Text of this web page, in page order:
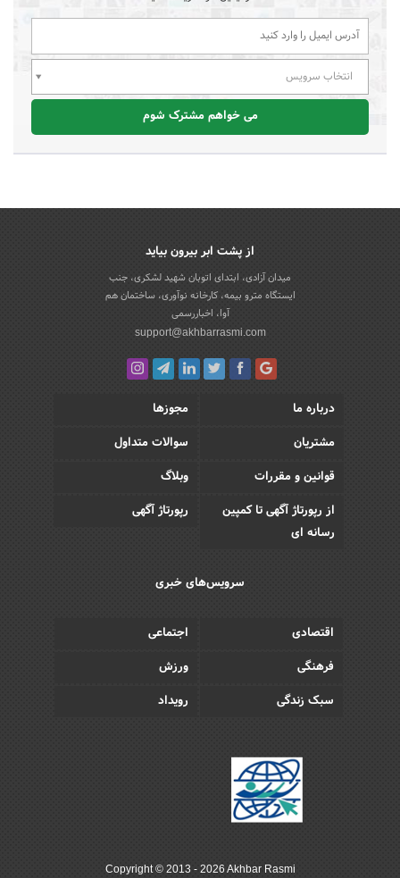
انتخاب سرویس
می خواهم مشترک شوم
از پشت ابر بیرون بیاید
میدان آزادی، ابتدای اتوبان شهید لشکری، جنب
ایستگاه مترو بیمه، کارخانه نوآوری، ساختمان هم
آوا، اخباررسمی
support@akhbarrasmi.com
درباره ما
مجوزها
مشتریان
سوالات متداول
قوانین و مقررات
وبلاگ
از رپورتاژ آگهی تا کمپین
رسانه ای
رپورتاژ آگهی
سرویس‌های خبری
اقتصادی
اجتماعی
فرهنگی
ورزش
سبک زندگی
رویداد
Copyright © 2013 - 2026 Akhbar Rasmi